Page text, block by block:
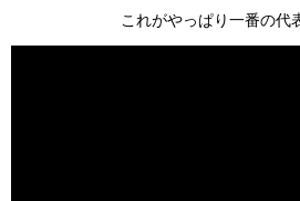
これがやっぱり一番の代